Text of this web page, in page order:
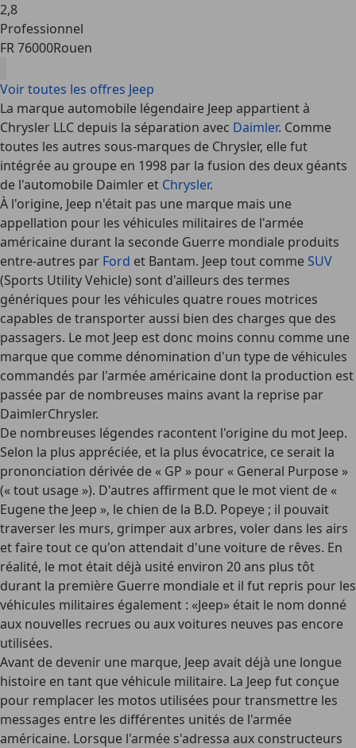
2,8
Professionnel
FR 76000Rouen
Voir toutes les offres Jeep
La marque automobile légendaire Jeep appartient à
Chrysler LLC depuis la séparation avec Daimler. Comme
toutes les autres sous-marques de Chrysler, elle fut
intégrée au groupe en 1998 par la fusion des deux géants
de l'automobile Daimler et Chrysler.
À l'origine, Jeep n'était pas une marque mais une
appellation pour les véhicules militaires de l'armée
américaine durant la seconde Guerre mondiale produits
entre-autres par Ford et Bantam. Jeep tout commeSUV
(Sports Utility Vehicle) sont d'ailleurs des termes
génériques pour les véhicules quatre roues motrices
capables de transporter aussi bien des charges que des
passagers. Le mot Jeep est donc moins connu comme une
marque que comme dénomination d'un type de véhicules
commandés par l'armée américaine dont la production est
passée par de nombreuses mains avant la reprise par
DaimlerChrysler.
De nombreuses légendes racontent l'origine du mot Jeep.
Selon la plus appréciée, et la plus évocatrice, ce serait la
prononciation dérivée de « GP » pour « General Purpose »
(« tout usage »). D'autres affirment que le mot vient de «
Eugene the Jeep », le chien de la B.D. Popeye ; il pouvait
traverser les murs, grimper aux arbres, voler dans les airs
et faire tout ce qu'on attendait d'une voiture de rêves. En
réalité, le mot était déjà usité environ 20 ans plus tôt
durant la première Guerre mondiale et il fut repris pour les
véhicules militaires également : «Jeep» était le nom donné
aux nouvelles recrues ou aux voitures neuves pas encore
utilisées.
Avant de devenir une marque, Jeep avait déjà une longue
histoire en tant que véhicule militaire. La Jeep fut conçue
pour remplacer les motos utilisées pour transmettre les
messages entre les différentes unités de l'armée
américaine. Lorsque l'armée s'adressa aux constructeurs